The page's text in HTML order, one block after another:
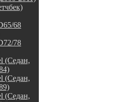
68
78
(Седан,
(Седан,
(Седан,